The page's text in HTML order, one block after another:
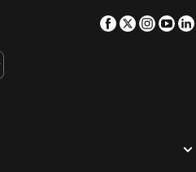
BQ Augusta Hotel
Facebook
Twitter